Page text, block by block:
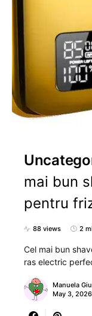
mai bun
pentru
88 views 2
Cel mai bun
ras electric
Manuela
May 3, 2026